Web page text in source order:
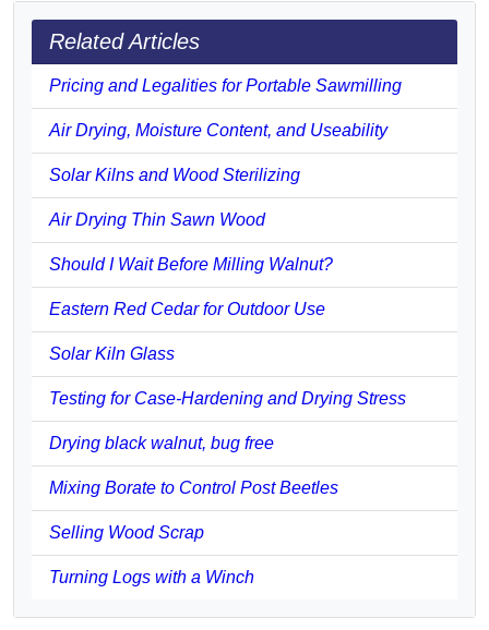
Related Articles
Pricing and Legalities for Portable Sawmilling
Air Drying, Moisture Content, and Useability
Solar Kilns and Wood Sterilizing
Air Drying Thin Sawn Wood
Should I Wait Before Milling Walnut?
Eastern Red Cedar for Outdoor Use
Solar Kiln Glass
Testing for Case-Hardening and Drying Stress
Drying black walnut, bug free
Mixing Borate to Control Post Beetles
Selling Wood Scrap
Turning Logs with a Winch